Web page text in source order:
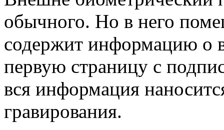
обычного. Но в него
содержит информацию о
первую страницу с
вся информация
гравирования.